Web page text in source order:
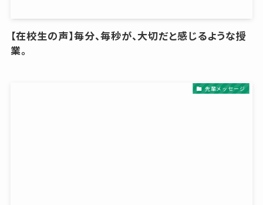
【在校生の声】毎分、毎秒が、大切だと感じるような授
業。
先輩メッセージ